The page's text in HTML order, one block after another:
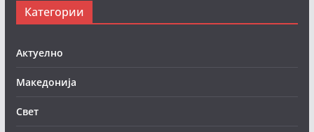
Категории
Актуелно
Македонија
Свет